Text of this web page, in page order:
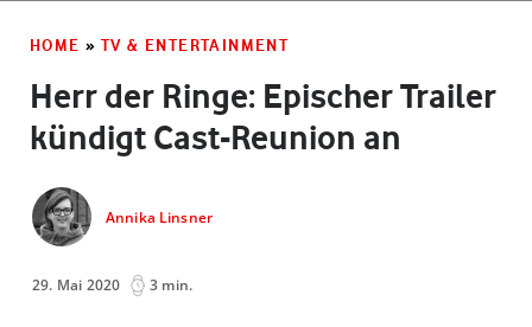
HOME » TV & ENTERTAINMENT
Herr der Ringe: Epischer Trailer
kündigt Cast-Reunion an
Annika Linsner
29. Mai 2020 3 min.